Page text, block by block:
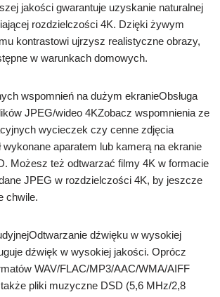
jakości gwarantuje uzyskanie naturalnej
rozdzielczości 4K. Dzięki żywym
kontrastowi ujrzysz realistyczne obrazy,
w warunkach domowych.
wspomnień na dużym ekranieObsługa
JPEG/wideo 4KZobacz wspomnienia ze
wycieczek czy cenne zdjęcia
wykonane aparatem lub kamerą na ekranie
Możesz też odtwarzać filmy 4K w formacie
JPEG w rozdzielczości 4K, by jeszcze
chwile.
dźwięku w wysokiej
dźwięk w wysokiej jakości. Oprócz
WAV/FLAC/MP3/AAC/WMA/AIFF
pliki muzyczne DSD (5,6 MHz/2,8